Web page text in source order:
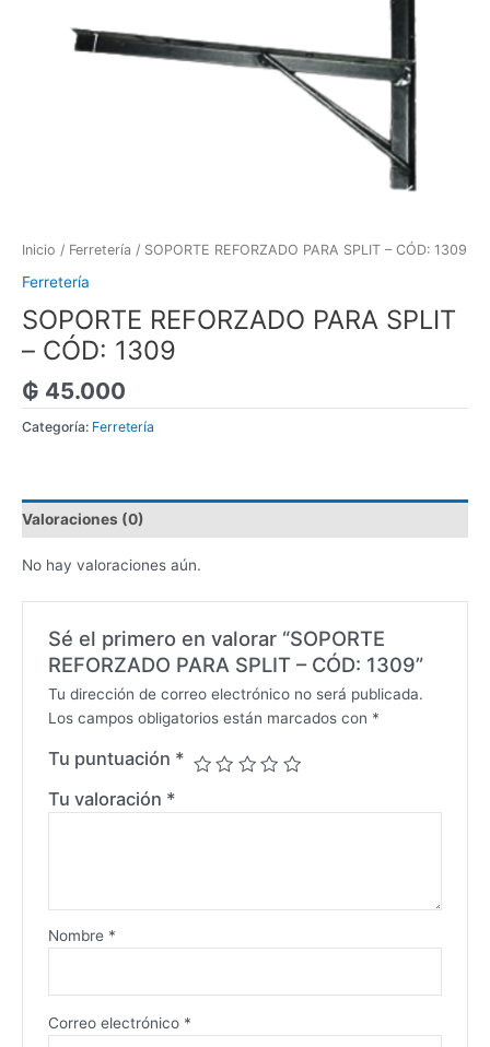
Inicio / Ferretería / SOPORTE REFORZADO PARA SPLIT – CÓD: 1309
Ferretería
SOPORTE REFORZADO PARA SPLIT
– CÓD: 1309
₲ 45.000
Categoría: Ferretería
Valoraciones (0)
No hay valoraciones aún.
Sé el primero en valorar “SOPORTE
REFORZADO PARA SPLIT – CÓD: 1309”
Tu dirección de correo electrónico no será publicada.
Los campos obligatorios están marcados con *
Tu puntuación *
Tu valoración *
Nombre *
Correo electrónico *